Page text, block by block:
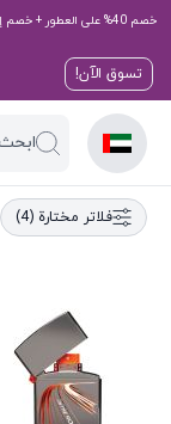
تسوق الآن!
فلاتر مختارة (4)